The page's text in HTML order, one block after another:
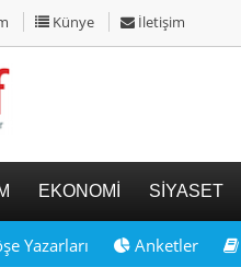
Künye İletişim
EKONOMİ SİYASET
Yazarları Anketler